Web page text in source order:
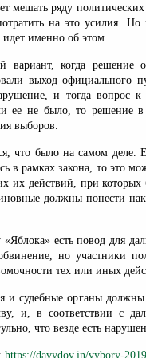
мешать ряду
на это усилия.
идет именно об этом.
когда решение
выход официального
и тогда вопрос к
ее не было, то решение
выборов.
что было на самом деле.
в рамках закона, то это
их действий, при
должны понести
есть повод для
но участники
тех или иных
и судебные органы
и, в соответствии с
что везде есть
https://davydov.in/vybory-